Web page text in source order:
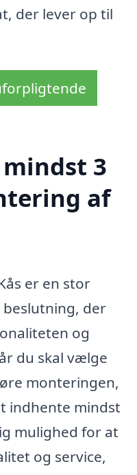
der lever op til
3
af
er en stor
der
og
du skal vælge
monteringen,
indhente mindst
mulighed for at
og service,